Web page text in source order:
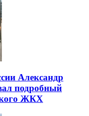
Александр
подробный
ЖКХ